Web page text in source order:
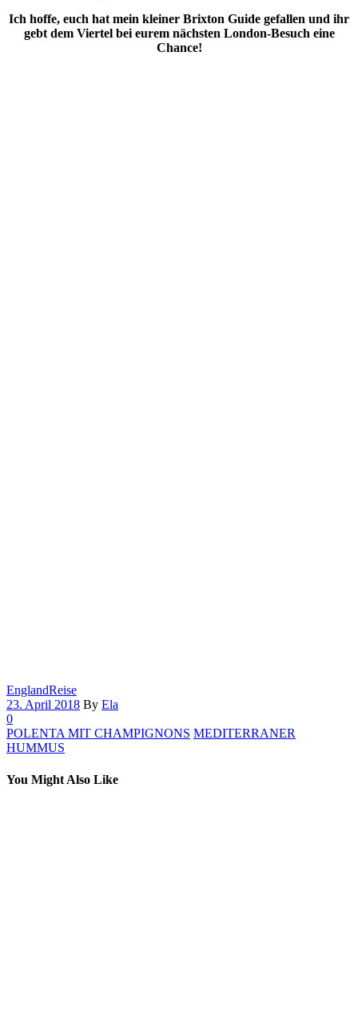
Ich hoffe, euch hat mein kleiner Brixton Guide gefallen und ihr
gebt dem Viertel bei eurem nächsten London-Besuch eine
Chance!
EnglandReise
23. April 2018 By Ela
0
POLENTA MIT CHAMPIGNONS MEDITERRANER
HUMMUS
You Might Also Like